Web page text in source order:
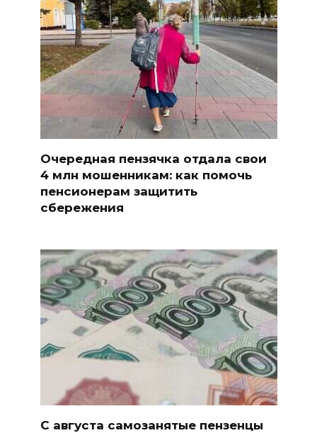
Очередная пензячка отдала свои
4 млн мошенникам: как помочь
пенсионерам защитить
сбережения
С августа самозанятые пензенцы